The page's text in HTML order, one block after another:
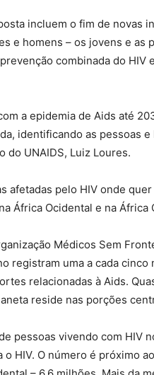
incluem o fim de novas
e homens – os jovens e as
combinada do HIV
a epidemia de Aids até
identificando as pessoas e
UNAIDS, Luiz Loures.
afetadas pelo HIV onde
África Ocidental e na África
Médicos Sem
registram uma a cada cinco
relacionadas à Aids.
reside nas porções
pessoas vivendo com HIV
HIV. O número é próximo